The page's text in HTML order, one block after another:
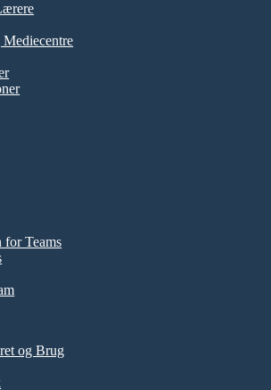
for Teams
og Brug